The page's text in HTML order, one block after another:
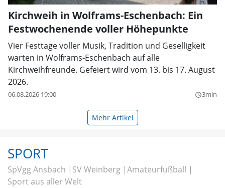
Kirchweih in Wolframs-Eschenbach: Ein
Festwochenende voller Höhepunkte
Vier Festtage voller Musik, Tradition und Geselligkeit
warten in Wolframs-Eschenbach auf alle
Kirchweihfreunde. Gefeiert wird vom 13. bis 17. August
2026.
06.08.2026 19:00 query_builder3min
Mehr Artikel
SPORT
SpVgg Ansbach SV Weinberg Amateurfußball
Sport aus aller Welt